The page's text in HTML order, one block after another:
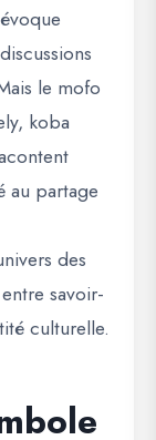
le mofo
koba
au partage
des
savoir-
culturelle.